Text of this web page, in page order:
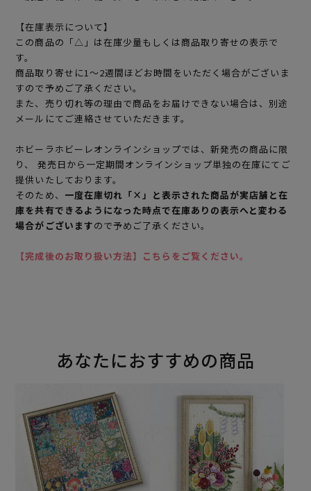
【在庫表示について】
この商品の「△」は在庫少量もしくは商品取り寄せの表示で
す。
商品取り寄せに1～2週間ほどお時間をいただく場合がございま
すので予めご了承ください。
また、売り切れ等の理由で商品をお届けできない場合は、別途
メールにてご連絡させていただきます。
ホビーラホビーレオンラインショップでは、新発売の商品に限
り、 発売日から一定期間オンラインショップ単独の在庫にてご
提供いたしております。
そのため、 一度在庫切れ「×」と表示された商品が実店舗と在
庫を共有できるようになった時点で在庫ありの表示へと変わる
場合がございますので予めご了承ください。
【完成後のお取り扱い方法】こちらをご覧ください。
あなたにおすすめの商品